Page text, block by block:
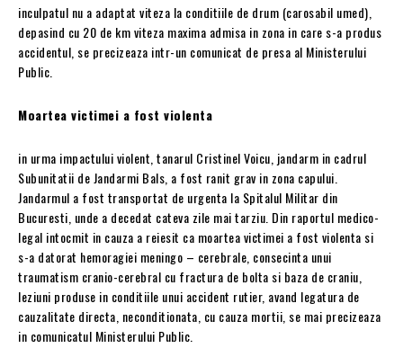
inculpatul nu a adaptat viteza la conditiile de drum (carosabil umed),
depasind cu 20 de km viteza maxima admisa in zona in care s-a produs
accidentul, se precizeaza intr-un comunicat de presa al Ministerului
Public.
Moartea victimei a fost violenta
in urma impactului violent, tanarul Cristinel Voicu, jandarm in cadrul
Subunitatii de Jandarmi Bals, a fost ranit grav in zona capului.
Jandarmul a fost transportat de urgenta la Spitalul Militar din
Bucuresti, unde a decedat cateva zile mai tarziu. Din raportul medico-
legal intocmit in cauza a reiesit ca moartea victimei a fost violenta si
s-a datorat hemoragiei meningo – cerebrale, consecinta unui
traumatism cranio-cerebral cu fractura de bolta si baza de craniu,
leziuni produse in conditiile unui accident rutier, avand legatura de
cauzalitate directa, neconditionata, cu cauza mortii, se mai precizeaza
in comunicatul Ministerului Public.